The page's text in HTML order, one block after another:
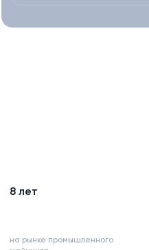
8 лет
на рынке промышленного